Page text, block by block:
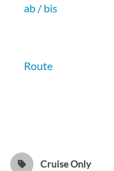
ab / bis
Route
Cruise Only